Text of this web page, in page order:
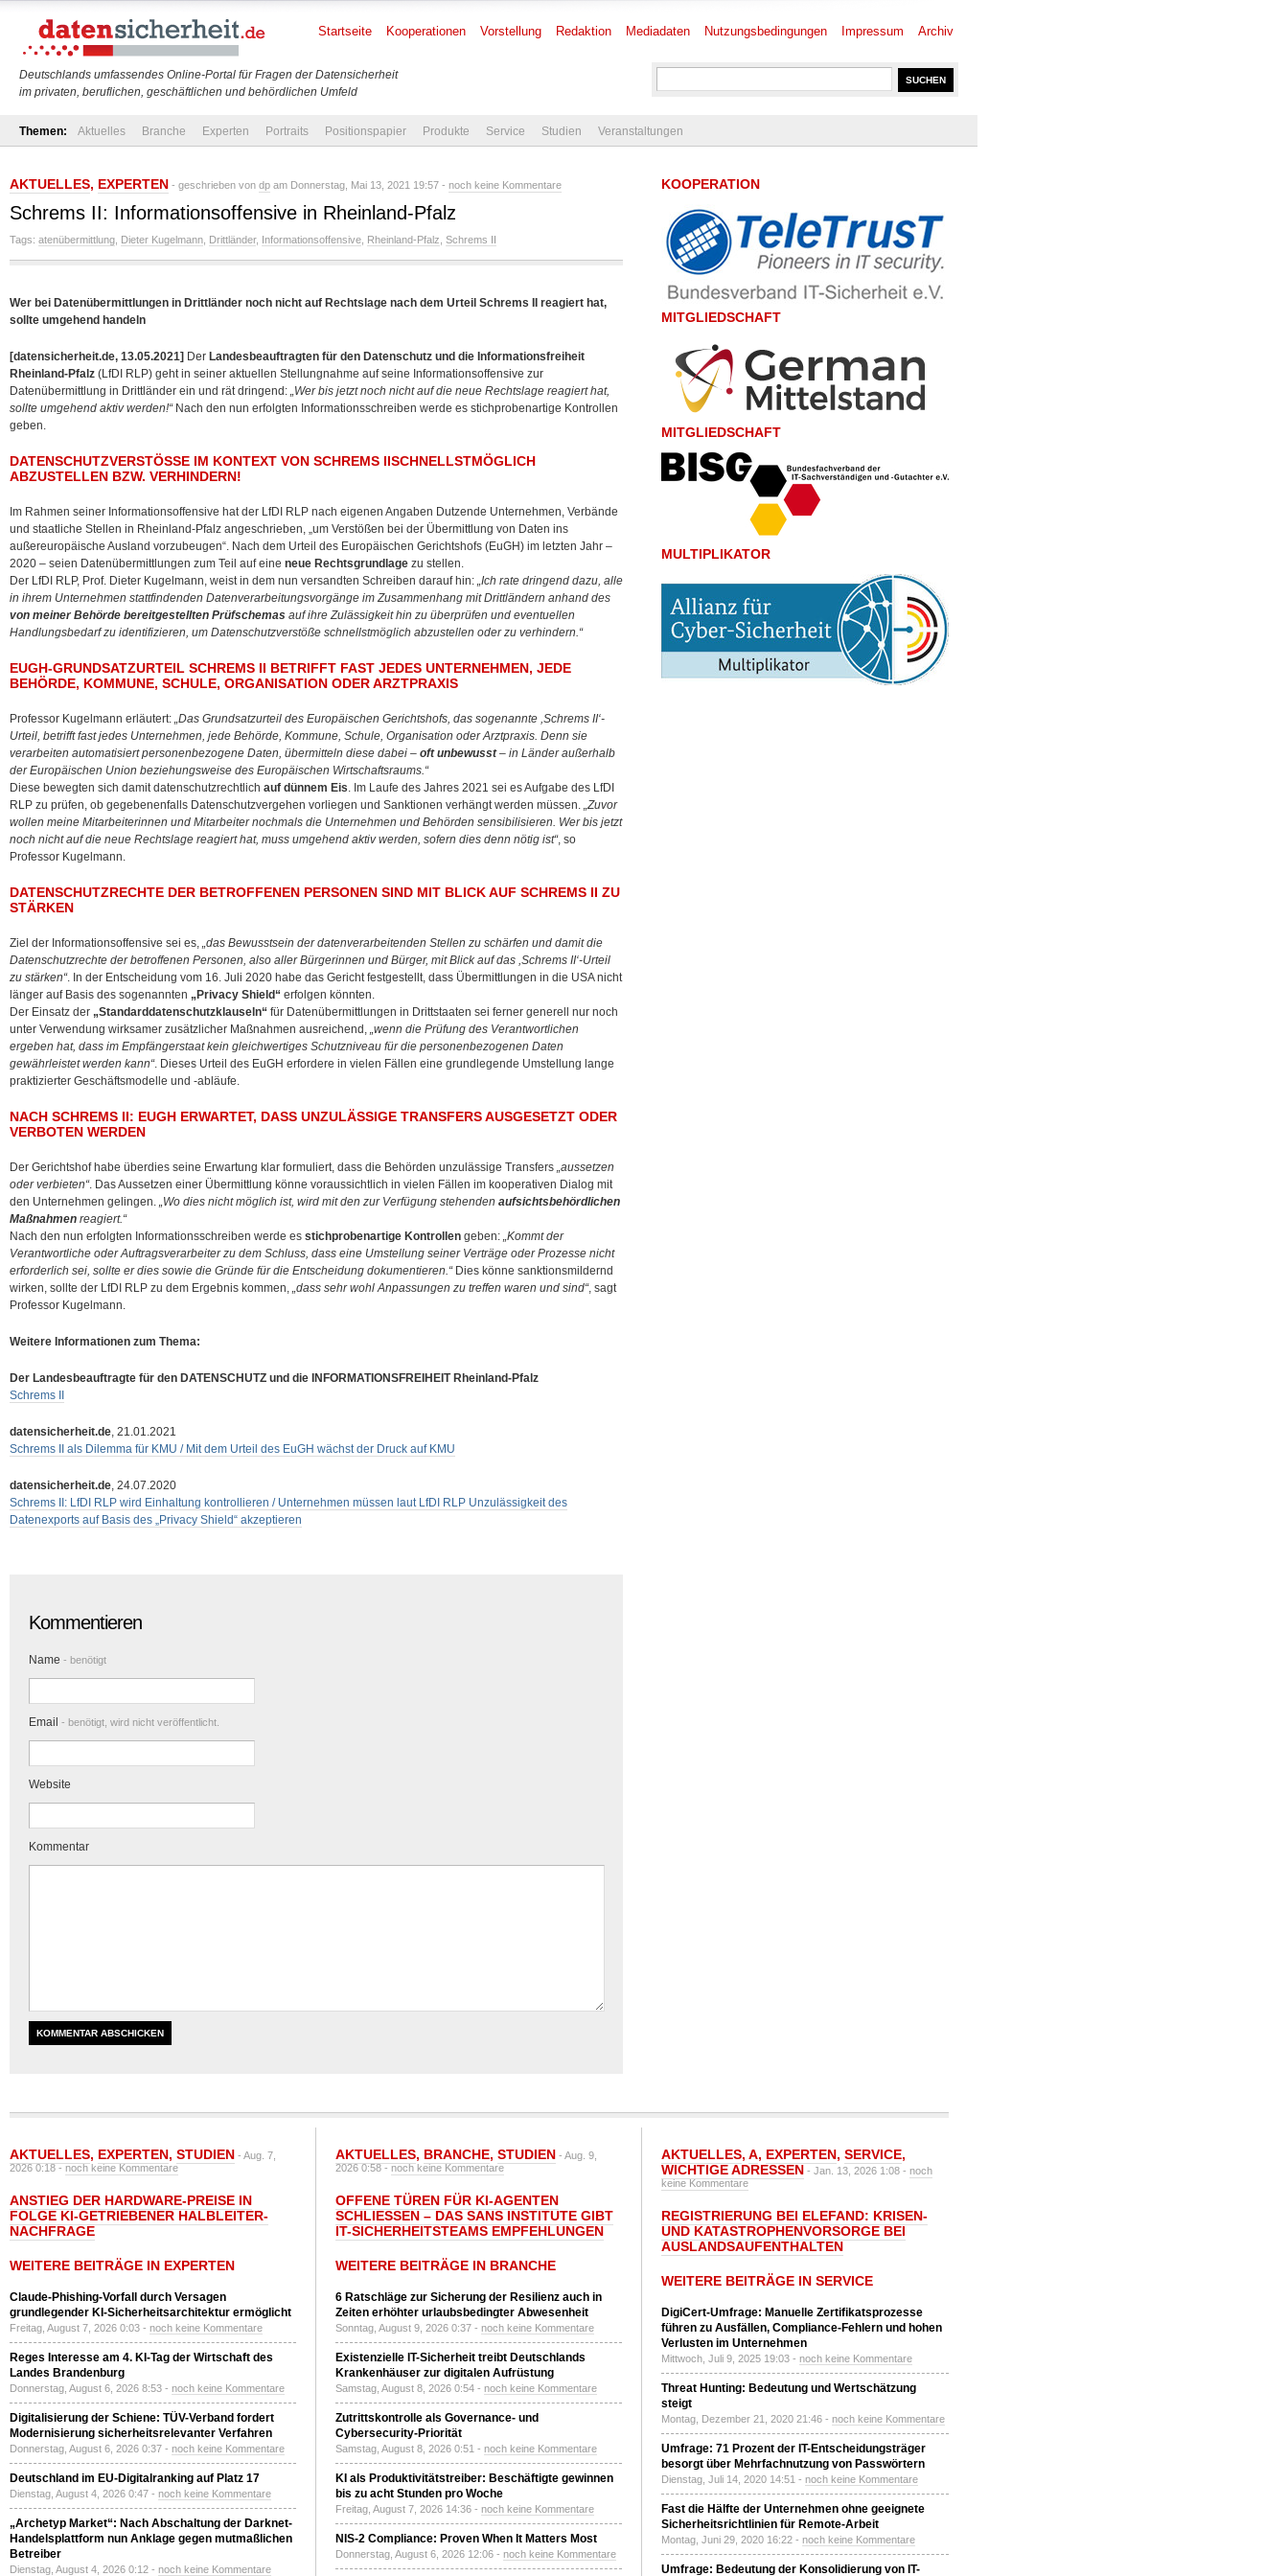
Deutschlands umfassendes Online-Portal für Fragen der Datensicherheit
im privaten, beruflichen, geschäftlichen und behördlichen Umfeld
Startseite Kooperationen Vorstellung Redaktion Mediadaten Nutzungsbedingungen Impressum Archiv
Themen: Aktuelles Branche Experten Portraits Positionspapier Produkte Service Studien Veranstaltungen
AKTUELLES, EXPERTEN - geschrieben von dp am Donnerstag, Mai 13, 2021 19:57 - noch keine Kommentare
Schrems II: Informationsoffensive in Rheinland-Pfalz
Tags: atenübermittlung Dieter Kugelmann Drittländer, Informationsoffensive Rheinland-Pfalz Schrems II
Wer bei Datenübermittlungen in Drittländer noch nicht auf Rechtslage nach dem Urteil Schrems II reagiert hat,
sollte umgehend handeln
[datensicherheit.de, 13.05.2021] Der Landesbeauftragten für den Datenschutz und die Informationsfreiheit
Rheinland-Pfalz (LfDI RLP) geht in seiner aktuellen Stellungnahme auf seine Informationsoffensive zur
Datenübermittlung in Drittländer ein und rät dringend: „Wer bis jetzt noch nicht auf die neue Rechtslage reagiert hat,
sollte umgehend aktiv werden!“ Nach den nun erfolgten Informationsschreiben werde es stichprobenartige Kontrollen
geben.
DATENSCHUTZVERSTÖSSE IM KONTEXT VON SCHREMS IISCHNELLSTMÖGLICH A
BZUSTELLEN BZW. VERHINDERN!
Im Rahmen seiner Informationsoffensive hat der LfDI RLP nach eigenen Angaben Dutzende Unternehmen, Verbände
und staatliche Stellen in Rheinland-Pfalz angeschrieben, „um Verstößen bei der Übermittlung von Daten ins
außereuropäische Ausland vorzubeugen“. Nach dem Urteil des Europäischen Gerichtshofs (EuGH) im letzten Jahr –
2020 – seien Datenübermittlungen zum Teil auf eine neue Rechtsgrundlage zu stellen.
Der LfDI RLP, Prof. Dieter Kugelmann, weist in dem nun versandten Schreiben darauf hin: „Ich rate dringend dazu, alle
in ihrem Unternehmen stattfindenden Datenverarbeitungsvorgänge im Zusammenhang mit Drittländern anhand des
von meiner Behörde bereitgestellten Prüfschemas auf ihre Zulässigkeit hin zu überprüfen und eventuellen
Handlungsbedarf zu identifizieren, um Datenschutzverstöße schnellstmöglich abzustellen oder zu verhindern.“
EUGH-GRUNDSATZURTEIL SCHREMS II BETRIFFT FAST JEDES UNTERNEHMEN, JEDE
BEHÖRDE, KOMMUNE, SCHULE, ORGANISATION ODER ARZTPRAXIS
Professor Kugelmann erläutert: „Das Grundsatzurteil des Europäischen Gerichtshofs, das sogenannte ,Schrems II‘-
Urteil, betrifft fast jedes Unternehmen, jede Behörde, Kommune, Schule, Organisation oder Arztpraxis. Denn sie
verarbeiten automatisiert personenbezogene Daten, übermitteln diese dabei – oft unbewusst– in Länder außerhalb
der Europäischen Union beziehungsweise des Europäischen Wirtschaftsraums.“
Diese bewegten sich damit datenschutzrechtlich auf dünnem Eis. Im Laufe des Jahres 2021 sei es Aufgabe des LfDI
RLP zu prüfen, ob gegebenenfalls Datenschutzvergehen vorliegen und Sanktionen verhängt werden müssen. „Zuvor
wollen meine Mitarbeiterinnen und Mitarbeiter nochmals die Unternehmen und Behörden sensibilisieren. Wer bis jetzt
noch nicht auf die neue Rechtslage reagiert hat, muss umgehend aktiv werden, sofern dies denn nötig ist“, so
Professor Kugelmann.
DATENSCHUTZRECHTE DER BETROFFENEN PERSONEN SIND MIT BLICK AUF SCHREMS II ZU
STÄRKEN
Ziel der Informationsoffensive sei es, „das Bewusstsein der datenverarbeitenden Stellen zu schärfen und damit die
Datenschutzrechte der betroffenen Personen, also aller Bürgerinnen und Bürger, mit Blick auf das ,Schrems II‘-Urteil
zu stärken“. In der Entscheidung vom 16. Juli 2020 habe das Gericht festgestellt, dass Übermittlungen in die USA nicht
länger auf Basis des sogenannten „Privacy Shield“ erfolgen könnten.
Der Einsatz der „Standarddatenschutzklauseln“ für Datenübermittlungen in Drittstaaten sei ferner generell nur noch
unter Verwendung wirksamer zusätzlicher Maßnahmen ausreichend, „wenn die Prüfung des Verantwortlichen
ergeben hat, dass im Empfängerstaat kein gleichwertiges Schutzniveau für die personenbezogenen Daten
gewährleistet werden kann“. Dieses Urteil des EuGH erfordere in vielen Fällen eine grundlegende Umstellung lange
praktizierter Geschäftsmodelle und -abläufe.
NACH SCHREMS II: EUGH ERWARTET, DASS UNZULÄSSIGE TRANSFERS AUSGESETZT ODER
VERBOTEN WERDEN
Der Gerichtshof habe überdies seine Erwartung klar formuliert, dass die Behörden unzulässige Transfers „aussetzen
oder verbieten“. Das Aussetzen einer Übermittlung könne voraussichtlich in vielen Fällen im kooperativen Dialog mit
den Unternehmen gelingen. „Wo dies nicht möglich ist, wird mit den zur Verfügung stehenden aufsichtsbehördlichen
Maßnahmen reagiert.“
Nach den nun erfolgten Informationsschreiben werde es stichprobenartige Kontrollen geben: „Kommt der
Verantwortliche oder Auftragsverarbeiter zu dem Schluss, dass eine Umstellung seiner Verträge oder Prozesse nicht
erforderlich sei, sollte er dies sowie die Gründe für die Entscheidung dokumentieren.“Dies könne sanktionsmildernd
wirken, sollte der LfDI RLP zu dem Ergebnis kommen, „dass sehr wohl Anpassungen zu treffen waren und sind“, sagt
Professor Kugelmann.
Weitere Informationen zum Thema:
Der Landesbeauftragte für den DATENSCHUTZ und die INFORMATIONSFREIHEIT Rheinland-Pfalz
Schrems II
datensicherheit.de, 21.01.2021
Schrems II als Dilemma für KMU / Mit dem Urteil des EuGH wächst der Druck auf KMU
datensicherheit.de, 24.07.2020
Schrems II: LfDI RLP wird Einhaltung kontrollieren / Unternehmen müssen laut LfDI RLP Unzulässigkeit des
Datenexports auf Basis des „Privacy Shield“ akzeptieren
Kommentieren
Name - benötigt
Email - benötigt, wird nicht veröffentlicht.
Website
Kommentar
KOOPERATION
MITGLIEDSCHAFT
MITGLIEDSCHAFT
MULTIPLIKATOR
AKTUELLES, EXPERTEN, STUDIEN - Aug. 7,
2026 0:18 -noch keine Kommentare
ANSTIEG DER HARDWARE-PREISE IN
FOLGE KI-GETRIEBENER HALBLEITER-
NACHFRAGE
WEITERE BEITRÄGE IN EXPERTEN
Claude-Phishing-Vorfall durch Versagen
grundlegender KI-Sicherheitsarchitektur ermöglicht
Freitag, August 7, 2026 0:03 - noch keine Kommentare
Reges Interesse am 4. KI-Tag der Wirtschaft des
Landes Brandenburg
Donnerstag, August 6, 2026 8:53 - noch keine Kommentare
Digitalisierung der Schiene: TÜV-Verband fordert
Modernisierung sicherheitsrelevanter Verfahren
Donnerstag, August 6, 2026 0:37 - noch keine Kommentare
Deutschland im EU-Digitalranking auf Platz 17
Dienstag, August 4, 2026 0:47 - noch keine Kommentare
„Archetyp Market“: Nach Abschaltung der Darknet-
Handelsplattform nun Anklage gegen mutmaßlichen
Betreiber
Dienstag, August 4, 2026 0:12 - noch keine Kommentare
AKTUELLES, BRANCHE, STUDIEN - Aug. 9,
2026 0:58 -noch keine Kommentare
OFFENE TÜREN FÜR KI-AGENTEN
SCHLIESSEN – DAS SANS INSTITUTE GIBT I
T-SICHERHEITSTEAMS EMPFEHLUNGEN
WEITERE BEITRÄGE IN BRANCHE
6 Ratschläge zur Sicherung der Resilienz auch in
Zeiten erhöhter urlaubsbedingter Abwesenheit
Sonntag, August 9, 2026 0:37 - noch keine Kommentare
Existenzielle IT-Sicherheit treibt Deutschlands
Krankenhäuser zur digitalen Aufrüstung
Samstag, August 8, 2026 0:54 - noch keine Kommentare
Zutrittskontrolle als Governance- und
Cybersecurity-Priorität
Samstag, August 8, 2026 0:51 - noch keine Kommentare
KI als Produktivitätstreiber: Beschäftigte gewinnen
bis zu acht Stunden pro Woche
Freitag, August 7, 2026 14:36 - noch keine Kommentare
NIS-2 Compliance: Proven When It Matters Most
Donnerstag, August 6, 2026 12:06 - noch keine Kommentare
AKTUELLES, A, EXPERTEN, SERVICE,
WICHTIGE ADRESSEN - Jan. 13, 2026 1:08 - noch
keine Kommentare
REGISTRIERUNG BEI ELEFAND: KRISEN-
UND KATASTROPHENVORSORGE BEI
AUSLANDSAUFENTHALTEN
WEITERE BEITRÄGE IN SERVICE
DigiCert-Umfrage: Manuelle Zertifikatsprozesse
führen zu Ausfällen, Compliance-Fehlern und hohen
Verlusten im Unternehmen
Mittwoch, Juli 9, 2025 19:03 - noch keine Kommentare
Threat Hunting: Bedeutung und Wertschätzung
steigt
Montag, Dezember 21, 2020 21:46 - noch keine Kommentare
Umfrage: 71 Prozent der IT-Entscheidungsträger
besorgt über Mehrfachnutzung von Passwörtern
Dienstag, Juli 14, 2020 14:51 - noch keine Kommentare
Fast die Hälfte der Unternehmen ohne geeignete
Sicherheitsrichtlinien für Remote-Arbeit
Montag, Juni 29, 2020 16:22 - noch keine Kommentare
Umfrage: Bedeutung der Konsolidierung von IT-